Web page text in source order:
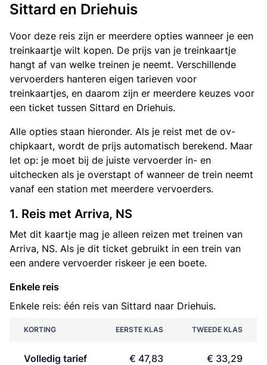
Sittard en Driehuis
Voor deze reis zijn er meerdere opties wanneer je een
treinkaartje wilt kopen. De prijs van je treinkaartje
hangt af van welke treinen je neemt. Verschillende
vervoerders hanteren eigen tarieven voor
treinkaartjes, en daarom zijn er meerdere keuzes voor
een ticket tussen Sittard en Driehuis.
Alle opties staan hieronder. Als je reist met de ov-
chipkaart, wordt de prijs automatisch berekend. Maar
let op: je moet bij de juiste vervoerder in- en
uitchecken als je overstapt of wanneer de trein neemt
vanaf een station met meerdere vervoerders.
1. Reis met Arriva, NS
Met dit kaartje mag je alleen reizen met treinen van
Arriva, NS. Als je dit ticket gebruikt in een trein van
een andere vervoerder riskeer je een boete.
Enkele reis
Enkele reis: één reis van Sittard naar Driehuis.
KORTING EERSTE KLAS TWEEDE KLAS
Volledig tarief € 47,83 € 33,29